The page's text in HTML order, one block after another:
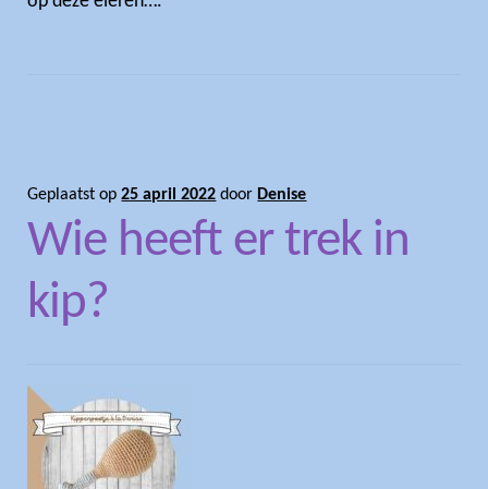
Geplaatst op25 april 2022 door Denise
Wie heeft er trek in
kip?